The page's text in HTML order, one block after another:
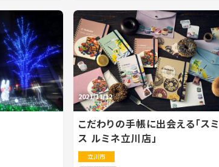
2021/11/12
こだわりの手帳に出会える「スミ
ス ルミネ立川店」
立川市